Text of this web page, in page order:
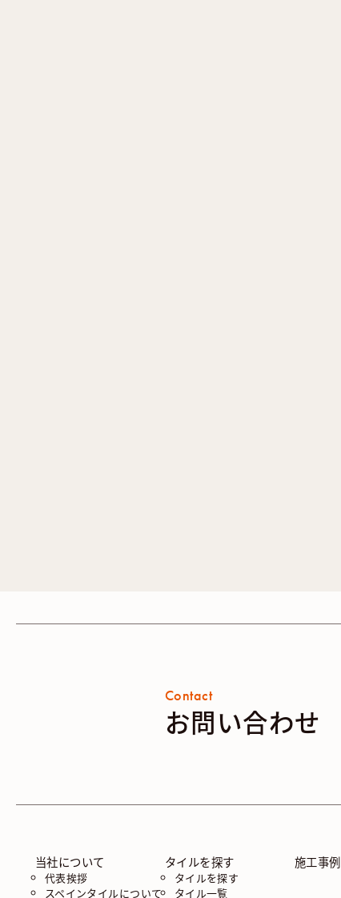
Contact
お問い合わせ
当社について
代表挨拶
スペインタイルについて
タイルを探す
タイルを探す
タイル一覧
施工事例